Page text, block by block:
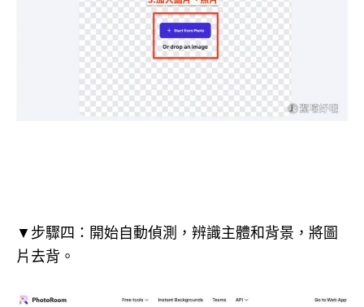
▼步驟四：開始自動偵測，辨識主體和背景，將圖
片去背。